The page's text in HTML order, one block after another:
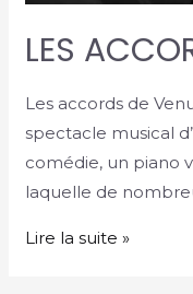
LES
Les accords de
spectacle musical
comédie, un piano
laquelle de
Lire la suite »